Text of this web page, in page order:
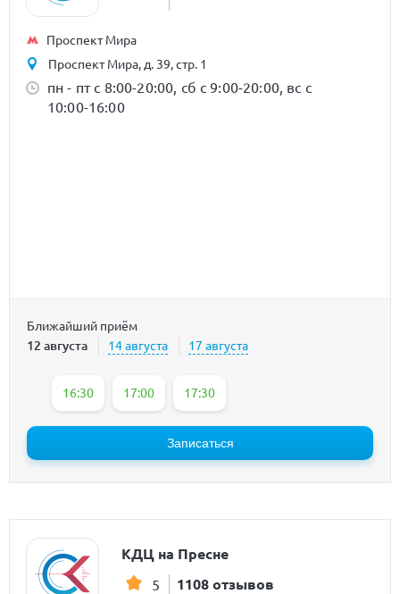
Проспект Мира
Проспект Мира, д. 39, стр. 1
пн - пт с 8:00-20:00, сб с 9:00-20:00, вс с
10:00-16:00
Ближайший приём
12 августа 14 августа 17 августа
16:30 17:00 17:30
Записаться
КДЦ на Пресне
5 1108 отзывов